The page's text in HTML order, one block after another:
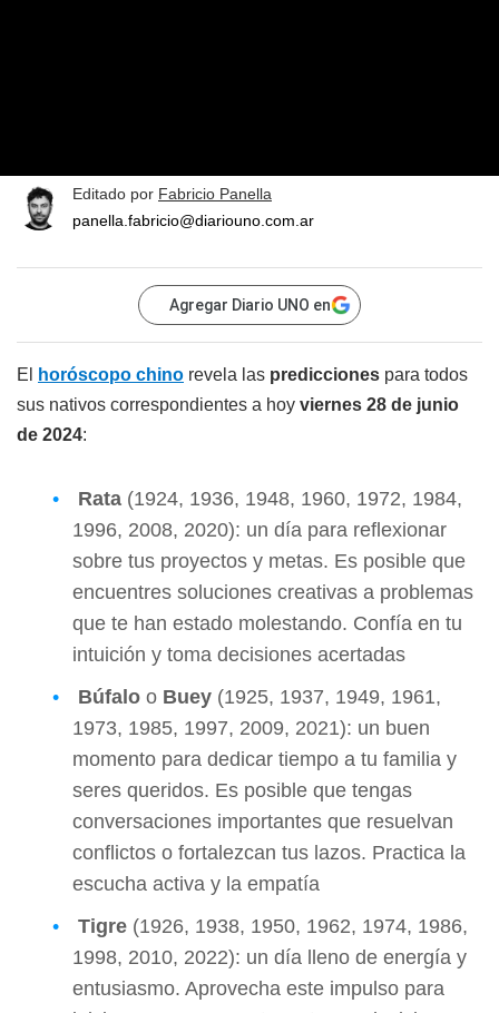
Editado por Fabricio Panella
panella.fabricio@diariouno.com.ar
Agregar Diario UNO en
El horóscopo chino revela las predicciones para todos
sus nativos correspondientes a hoy viernes 28 de junio
de 2024:
Rata (1924, 1936, 1948, 1960, 1972, 1984,
1996, 2008, 2020): un día para reflexionar
sobre tus proyectos y metas. Es posible que
encuentres soluciones creativas a problemas
que te han estado molestando. Confía en tu
intuición y toma decisiones acertadas
Búfalo o Buey (1925, 1937, 1949, 1961,
1973, 1985, 1997, 2009, 2021): un buen
momento para dedicar tiempo a tu familia y
seres queridos. Es posible que tengas
conversaciones importantes que resuelvan
conflictos o fortalezcan tus lazos. Practica la
escucha activa y la empatía
Tigre (1926, 1938, 1950, 1962, 1974, 1986,
1998, 2010, 2022): un día lleno de energía y
entusiasmo. Aprovecha este impulso para